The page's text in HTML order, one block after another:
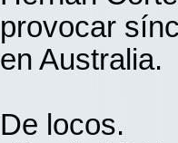
provocar
en Australia.
De locos.